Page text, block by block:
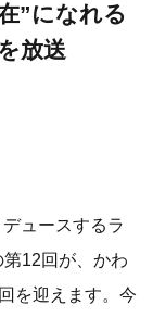
”になれる
放送
ュースするラ
12回が、かわ
を迎えます。今